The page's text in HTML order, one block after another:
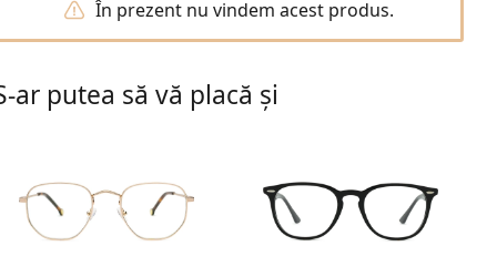
În prezent nu vindem acest produs.
ar putea să vă placă și